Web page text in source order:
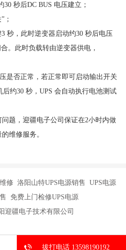
秒后DC BUS 电压建立；
；
秒，此时逆变器启动约30 秒后电压
。此时负载转由逆变器供电，
是否正常，若正常即可启动输出开关
约30 秒，UPS 会自动执行电池测试
题，迎疆电子公司保证在2小时内做
维修服务。
修 洛阳山特UPS电源销售 UPS电源
免费上门检修UPS电源
迎疆电子技术有限公司
拔打电话 13598190192